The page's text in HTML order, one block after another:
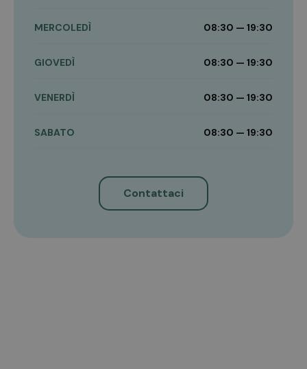
MERCOLEDÌ 08:30 — 19:30
GIOVEDÌ 08:30 — 19:30
VENERDÌ 08:30 — 19:30
SABATO 08:30 — 19:30
Contattaci